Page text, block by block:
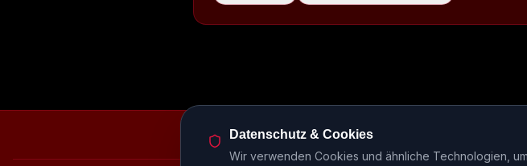
Episodenbibliothek Release-Kalender
Datenschutz & Cookies
Wir verwenden Cookies und ähnliche Technologien,